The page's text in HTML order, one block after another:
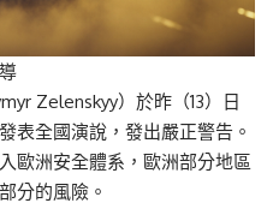
Zelenskyy）於昨（13）日
表全國演說，發出嚴正警告。
歐洲安全體系，歐洲部分地區
分的風險。